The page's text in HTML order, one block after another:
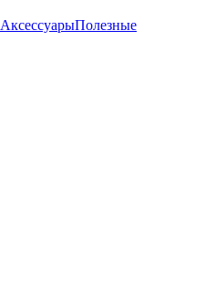
АксессуарыПолезные